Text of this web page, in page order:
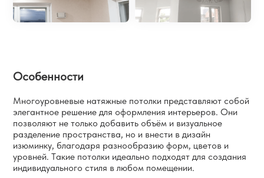
Особенности
Многоуровневые натяжные потолки представляют собой
элегантное решение для оформления интерьеров. Они
позволяют не только добавить объём и визуальное
разделение пространства, но и внести в дизайн
изюминку, благодаря разнообразию форм, цветов и
уровней. Такие потолки идеально подходят для создания
индивидуального стиля в любом помещении.